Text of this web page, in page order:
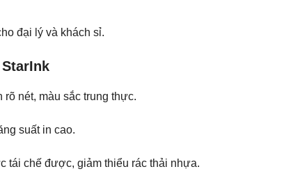
đại lý và khách sỉ.
rõ nét, màu sắc trung thực.
suất in cao.
tái chế được, giảm thiểu rác thải nhựa.